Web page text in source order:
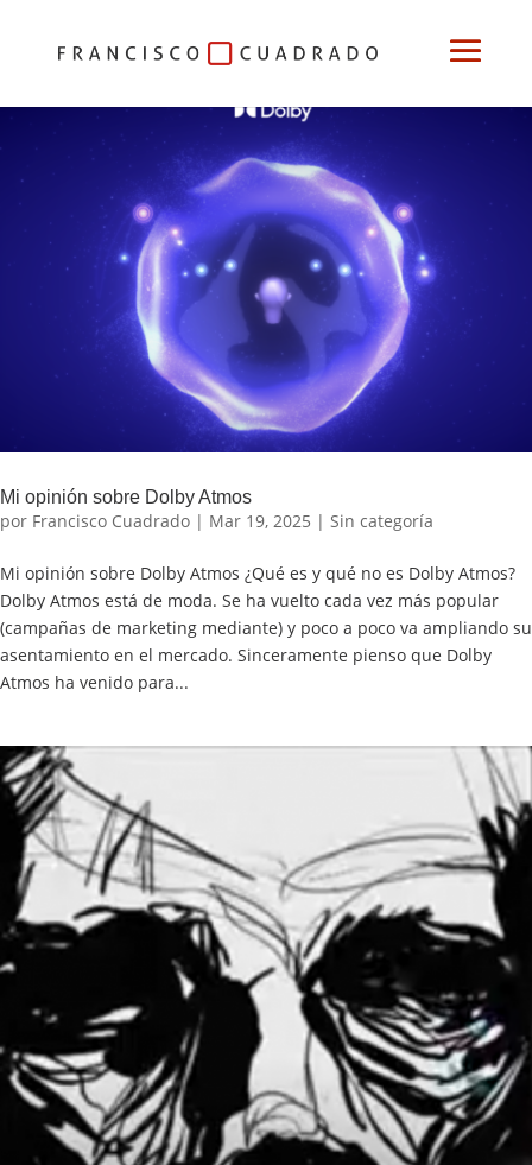
Mi opinión sobre Dolby Atmos
por Francisco Cuadrado | Mar 19, 2025 | Sin categoría
Mi opinión sobre Dolby Atmos ¿Qué es y qué no es Dolby Atmos?
Dolby Atmos está de moda. Se ha vuelto cada vez más popular
(campañas de marketing mediante) y poco a poco va ampliando su
asentamiento en el mercado. Sinceramente pienso que Dolby
Atmos ha venido para...